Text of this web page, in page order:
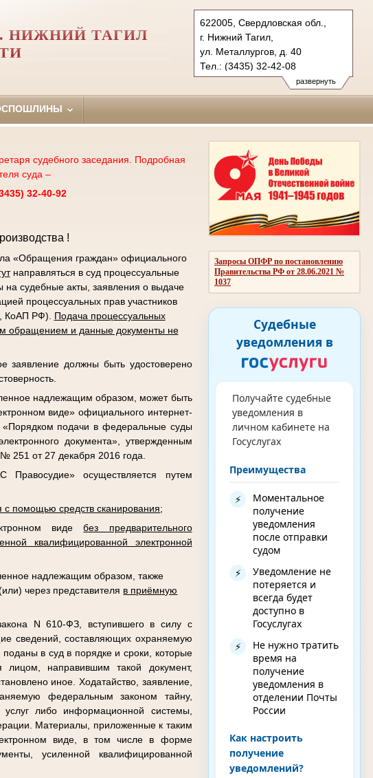
развернуть
622005, Свердловская обл.,
г. Нижний Тагил,
ул. Металлургов, д. 40
Тел.: (3435) 32-42-08
tagilstroevsky.svd@sudrf.ru
НИЖНИЙ ТАГИЛ
Запросы ОПФР по постановлению
Правительства РФ от 28.06.2021 №
1037
Судебные
уведомления в
Получайте судебные
уведомления в
личном кабинете на
Госуслугах
Преимущества
⚡
Моментальное
получение
уведомления
после отправки
судом
⚡
Уведомление не
потеряется и
всегда будет
доступно в
Госуслугах
⚡
Не нужно тратить
время на
получение
уведомления в
отделении Почты
России
Как настроить
получение
уведомлений?
судебного заседания. Подробная
суда –
32-40-92
!
«Обращения граждан» официального
направляться в суд процессуальные
на судебные акты, заявления о выдаче
процессуальных прав участников
КоАП РФ). Подача процессуальных
обращением и данные документы не
заявление должны быть удостоверено
надлежащим образом, может быть
виде» официального интернет-
«Порядком подачи в федеральные суды
документа», утвержденным
251 от 27 декабря 2016 года.
Правосудие» осуществляется путем
с помощью средств сканирования;
видебез предварительного
квалифицированной электронной
надлежащим образом, также
через представителя в приёмную
N 610-ФЗ, вступившего в силу с
сведений, составляющих охраняемую
в суд в порядке и сроки, которые
направившим такой документ,
иное. Ходатайство, заявление,
федеральным законом тайну,
услуг либо информационной системы,
Материалы, приложенные к таким
виде, в том числе в форме
усиленной квалифицированной